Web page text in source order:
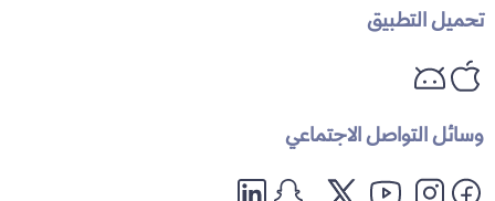
تحميل التطبيق
وسائل التواصل الاجتماعي
تنويه: الإجابات تعتمد على تقنية الذكاء الاصطناعي وقد تكون عرضة للخطأ
هل يمكن إصدار إقامة عند تملك عقار؟